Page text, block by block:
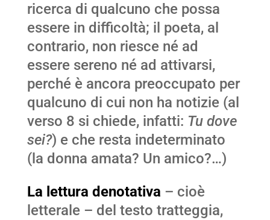
ricerca di qualcuno che possa
essere in difficoltà; il poeta, al
contrario, non riesce né ad
essere sereno né ad attivarsi,
perché è ancora preoccupato per
qualcuno di cui non ha notizie (al
verso 8 si chiede, infatti: Tu dove
sei?) e che resta indeterminato
(la donna amata? Un amico?…)
La lettura denotativa – cioè
letterale – del testo tratteggia,